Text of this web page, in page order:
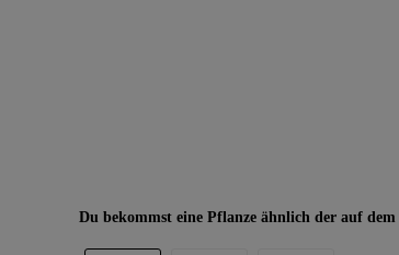
Du bekommst eine Pflanze ähnlich der auf